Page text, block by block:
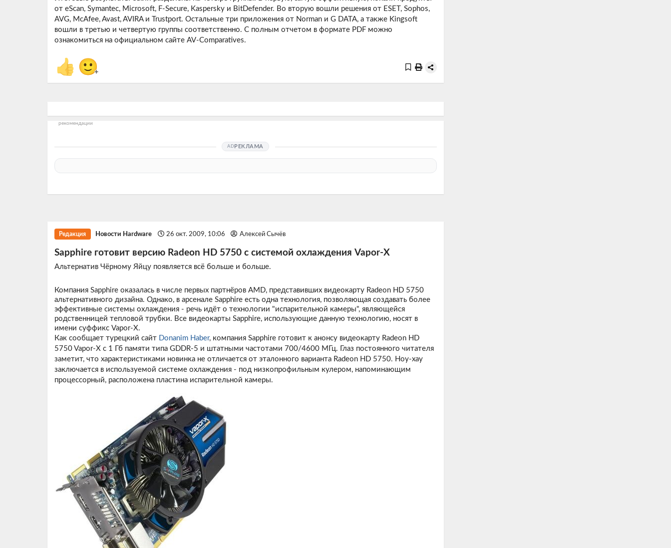
от eScan, Symantec, Microsoft, F-Secure, Kaspersky и BitDefender. Во вторую вошли решения от ESET, Sophos,
AVG, McAfee, Avast, AVIRA и Trustport. Остальные три приложения от Norman и G DATA, а также Kingsoft
вошли в третью и четвертую группы соответственно. С полным отчетом в формате PDF можно
ознакомиться на официальном сайте AV-Comparatives.
👍 🙂
+
рекомендации
РЕКЛАМА
Редакция Новости Hardware 26 окт. 2009, 10:06 Алексей Сычёв
Sapphire готовит версию Radeon HD 5750 с системой охлаждения Vapor-X
Альтернатив Чёрному Яйцу появляется всё больше и больше.
Компания Sapphire оказалась в числе первых партнёров AMD, представивших видеокарту Radeon HD 5750
альтернативного дизайна. Однако, в арсенале Sapphire есть одна технология, позволяющая создавать более
эффективные системы охлаждения - речь идёт о технологии "испарительной камеры", являющейся
родственницей тепловой трубки. Все видеокарты Sapphire, использующие данную технологию, носят в
имени суффикс Vapor-X.
Как сообщает турецкий сайт Donanim Haber, компания Sapphire готовит к анонсу видеокарту Radeon HD
5750 Vapor-X с 1 Гб памяти типа GDDR-5 и штатными частотами 700/4600 МГц. Глаз постоянного читателя
заметит, что характеристиками новинка не отличается от эталонного варианта Radeon HD 5750. Ноу-хау
заключается в используемой системе охлаждения - под низкопрофильным кулером, напоминающим
процессорный, расположена пластина испарительной камеры.